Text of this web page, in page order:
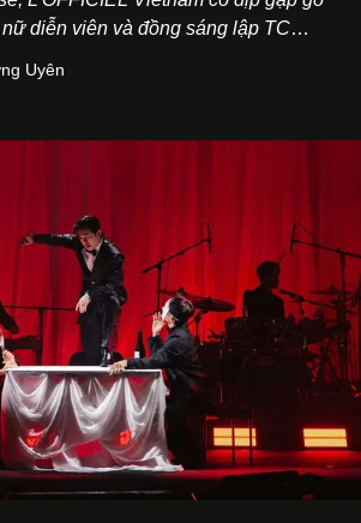
diễn viên và đồng sáng lập TC
tại TP.HCM.
Uyên